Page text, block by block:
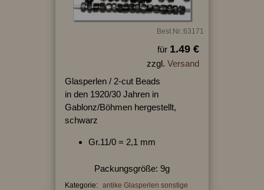
Best.Nr.:63171
für 1.49 €
zzgl. Versand
Glasperlen / 2-cut Beads
in den 1920/30 Jahren in
Gablonz/Böhmen hergestellt,
schwarz
Gr.11/0 = 2,1 mm
Packungsgröße: 9g
Kategorie: antike Glasperlen sonstige